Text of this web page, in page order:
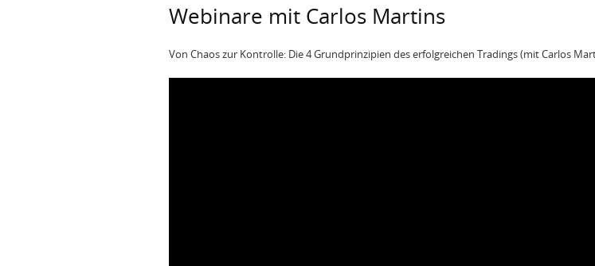
Webinare mit Carlos Martins
Von Chaos zur Kontrolle: Die 4 Grundprinzipien des erfolgreichen Tradings (mit Carlos